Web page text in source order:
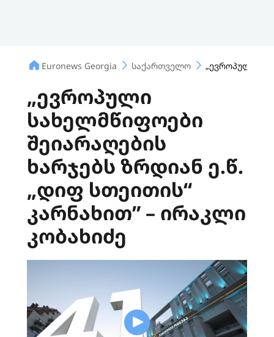
Euronews Georgia საქართველო „ევროპული
„ევროპული
სახელმწიფოები
შეიარაღების
ხარჯებს ზრდიან ე.წ.
„დიფ სთეითის“
კარნახით” – ირაკლი
კობახიძე